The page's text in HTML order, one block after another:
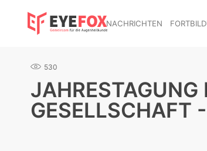
NACHRICHTEN
530
GESELLSCHAFT